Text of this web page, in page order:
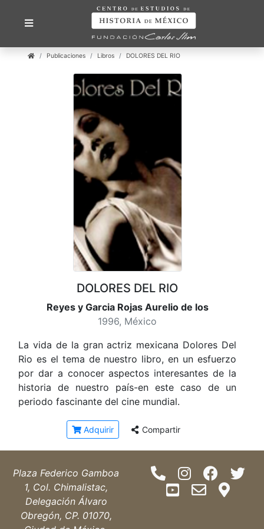
Publicaciones Libros DOLORES DEL RIO
DOLORES DEL RIO
Reyes y Garcia Rojas Aurelio de los
1996, México
La vida de la gran actriz mexicana Dolores Del
Rio es el tema de nuestro libro, en un esfuerzo
por dar a conocer aspectos interesantes de la
historia de nuestro país-en este caso de un
periodo fascinante del cine mundial.
Adquirir Compartir
Plaza Federico Gamboa
1, Col. Chimalistac,
Delegación Álvaro
Obregón, CP. 01070,